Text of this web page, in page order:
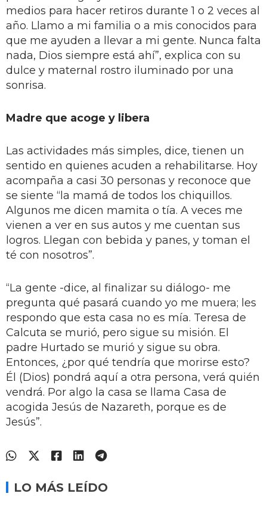
medios para hacer retiros durante 1 o 2 veces al
año. Llamo a mi familia o a mis conocidos para
que me ayuden a llevar a mi gente. Nunca falta
nada, Dios siempre está ahí”, explica con su
dulce y maternal rostro iluminado por una
sonrisa.
Madre que acoge y libera
Las actividades más simples, dice, tienen un
sentido en quienes acuden a rehabilitarse. Hoy
acompaña a casi 30 personas y reconoce que
se siente “la mamá de todos los chiquillos.
Algunos me dicen mamita o tía. A veces me
vienen a ver en sus autos y me cuentan sus
logros. Llegan con bebida y panes, y toman el
té con nosotros”.
“La gente -dice, al finalizar su diálogo- me
pregunta qué pasará cuando yo me muera; les
respondo que esta casa no es mía. Teresa de
Calcuta se murió, pero sigue su misión. El
padre Hurtado se murió y sigue su obra.
Entonces, ¿por qué tendría que morirse esto?
Él (Dios) pondrá aquí a otra persona, verá quién
vendrá. Por algo la casa se llama Casa de
acogida Jesús de Nazareth, porque es de
Jesús”.
LO MÁS LEÍDO